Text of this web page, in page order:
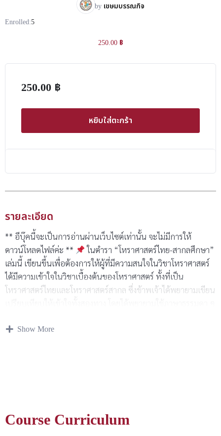
by เขษมบรรณกิจ
Enrolled:5
250.00 ฿
250.00 ฿
หยิบใส่ตะกร้า
รายละเอียด
** อีบุ๊คนี้จะเป็นการอ่านผ่านเว็บไซต์เท่านั้น จะไม่มีการให้
ดาวน์โหลดไฟล์ค่ะ **
ในตำรา “โหราศาสตร์ไทย-สากลศึกษา”
เล่มนี้ เขียนขึ้นเพื่อต้องการให้ผู้ที่มีความสนใจในวิชาโหราศาสตร์
ได้มีความเข้าใจในวิชาเบื้องต้นของโหราศาสตร์ ทั้งที่เป็น
โหราศาสตร์ไทยและโหราศาสตร์สากล ซึ่งข้าพเจ้าได้พยายามเขียน
วิเคราะห์วิจารณ์คำ.พยากรณ์ที่สอดคล้องกับโลกปัจจุบันไปตาม
Show More
Course Curriculum